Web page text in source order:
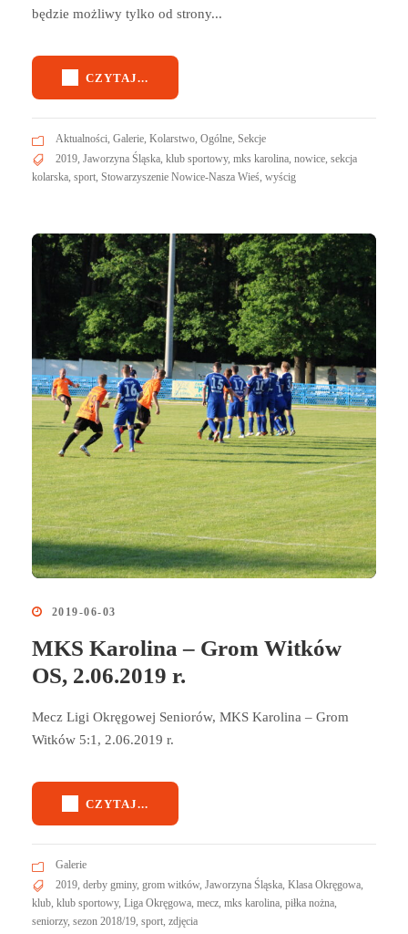
będzie możliwy tylko od strony...
CZYTAJ...
Aktualności, Galerie, Kolarstwo, Ogólne, Sekcje
2019, Jaworzyna Śląska, klub sportowy, mks karolina, nowice, sekcja
kolarska, sport, Stowarzyszenie Nowice-Nasza Wieś, wyścig
2019-06-03
MKS Karolina – Grom Witków
OS, 2.06.2019 r.
Mecz Ligi Okręgowej Seniorów, MKS Karolina – Grom
Witków 5:1, 2.06.2019 r.
CZYTAJ...
Galerie
2019, derby gminy, grom witków, Jaworzyna Śląska, Klasa Okręgowa,
klub, klub sportowy, Liga Okręgowa, mecz, mks karolina, piłka nożna,
seniorzy, sezon 2018/19, sport, zdjęcia